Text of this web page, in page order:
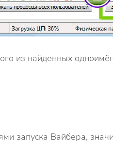
из найденных
запуска Вайбера,